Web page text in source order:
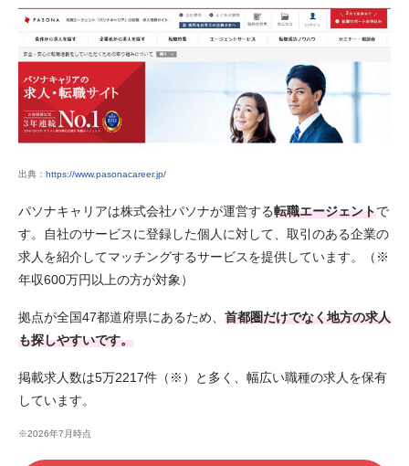
出典： https://www.pasonacareer.jp/
パソナキャリアは株式会社パソナが運営する転職エージェントで
す。自社のサービスに登録した個人に対して、取引のある企業の
求人を紹介してマッチングするサービスを提供しています。（※
年収600万円以上の方が対象）
拠点が全国47都道府県にあるため、 首都圏だけでなく地方の求人
も探しやすいです。
掲載求人数は5万2217件（※）と多く、幅広い職種の求人を保有
しています。
※2026年7月時点